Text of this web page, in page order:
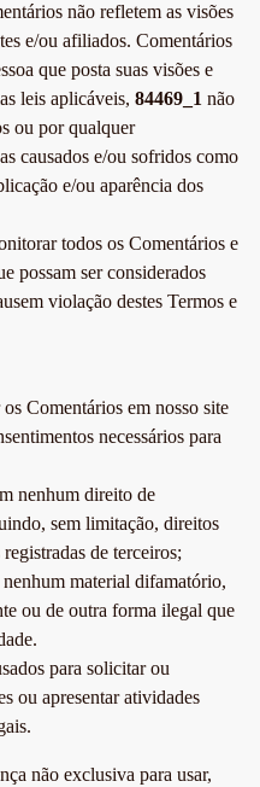
não refletem as visões
e/ou afiliados. Comentários
que posta suas visões e
leis aplicáveis, 84469_1 não
ou por qualquer
causados e/ou sofridos como
e/ou aparência dos
todos os Comentários e
possam ser considerados
violação destes Termos e
Comentários em nosso site
necessários para
nenhum direito de
sem limitação, direitos
de terceiros;
material difamatório,
ou de outra forma ilegal que
para solicitar ou
ou apresentar atividades
não exclusiva para usar,